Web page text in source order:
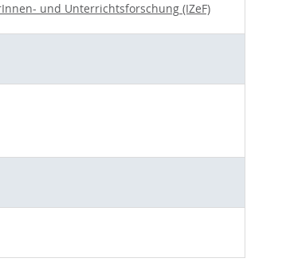
und Unterrichtsforschung (IZeF)